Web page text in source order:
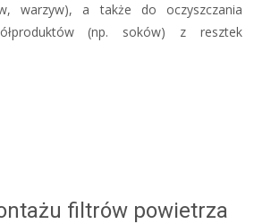
warzyw), a także do oczyszczania
(np. soków) z resztek
filtrów powietrza